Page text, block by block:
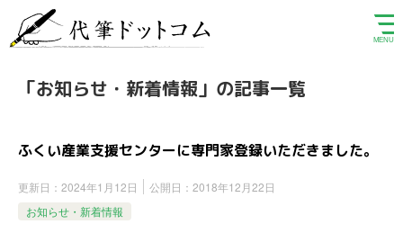
「お知らせ・新着情報」の記事一覧
ふくい産業支援センターに専門家登録いただきました。
更新日： 2024年1月12日 公開日： 2018年12月22日
お知らせ・新着情報